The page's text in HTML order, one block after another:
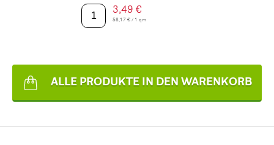
3,49 €
58,17 € / 1 qm
ALLE PRODUKTE IN DEN WARENKORB